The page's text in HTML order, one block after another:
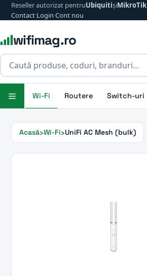
Reseller autorizat pentruUbiquitișiMikroTik
Contact·Login·Cont nou
wifimag.ro
Wi-Fi Routere Switch-uri
Acasă Wi-Fi UniFi AC Mesh (bulk)